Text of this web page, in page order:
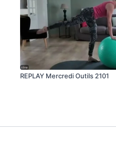
REPLAY Mercredi Outils 2101